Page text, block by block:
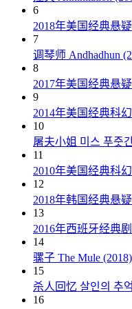
6
2018年美国经典悬
7
调琴师 Andhadhun
8
2017年美国经典悬
9
2014年美国经典科
10
屠夫小姐 미스 푸줏
11
2010年美国经典科
12
2018年韩国经典悬
13
2016年西班牙经典
14
骡子 The Mule (2018)
15
杀人回忆 살인의 추
16